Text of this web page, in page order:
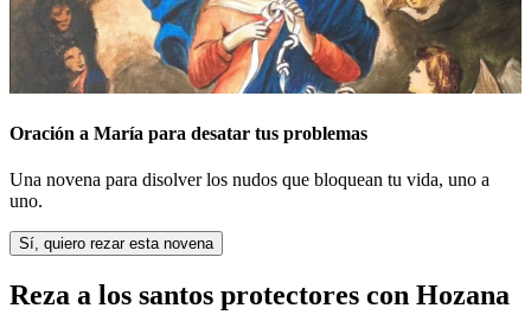
Oración a María para desatar tus problemas
Una novena para disolver los nudos que bloquean tu vida, uno a
uno.
Sí, quiero rezar esta novena
Reza a los santos protectores con Hozana